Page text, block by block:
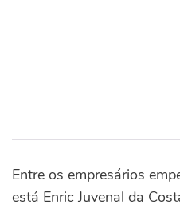
Entre os empresários
está Enric Juvenal da